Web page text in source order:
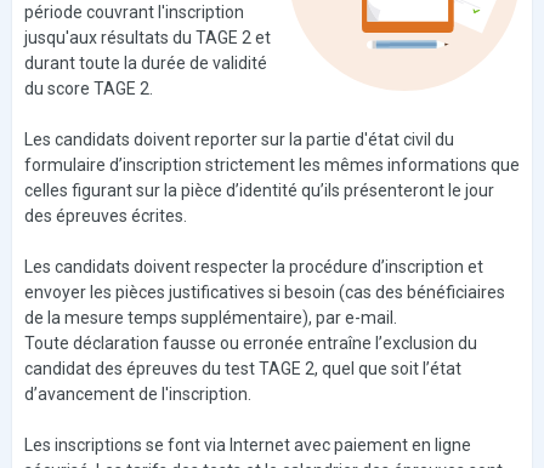
période couvrant l'inscription
jusqu'aux résultats du TAGE 2 et
durant toute la durée de validité
du score TAGE 2.
Les candidats doivent reporter sur la partie d'état civil du
formulaire d’inscription strictement les mêmes informations que
celles figurant sur la pièce d’identité qu’ils présenteront le jour
des épreuves écrites.
Les candidats doivent respecter la procédure d’inscription et
envoyer les pièces justificatives si besoin (cas des bénéficiaires
de la mesure temps supplémentaire), par e-mail.
Toute déclaration fausse ou erronée entraîne l’exclusion du
candidat des épreuves du test TAGE 2, quel que soit l’état
d’avancement de l'inscription.
Les inscriptions se font via Internet avec paiement en ligne